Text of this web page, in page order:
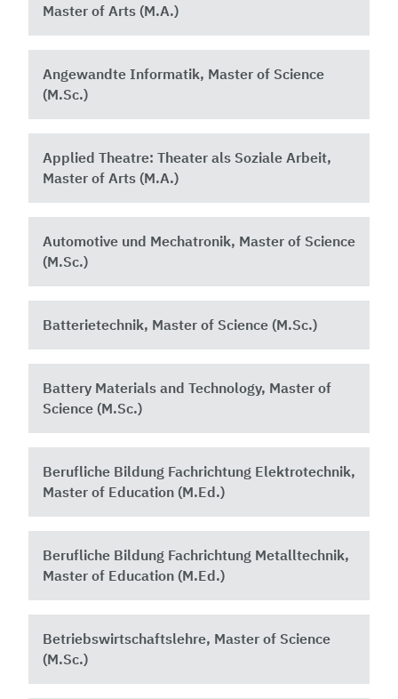
Master of Arts (M.A.)
Angewandte Informatik, Master of Science
(M.Sc.)
Applied Theatre: Theater als Soziale Arbeit,
Master of Arts (M.A.)
Automotive und Mechatronik, Master of Science
(M.Sc.)
Batterietechnik, Master of Science (M.Sc.)
Battery Materials and Technology, Master of
Science (M.Sc.)
Berufliche Bildung Fachrichtung Elektrotechnik,
Master of Education (M.Ed.)
Berufliche Bildung Fachrichtung Metalltechnik,
Master of Education (M.Ed.)
Betriebswirtschaftslehre, Master of Science
(M.Sc.)